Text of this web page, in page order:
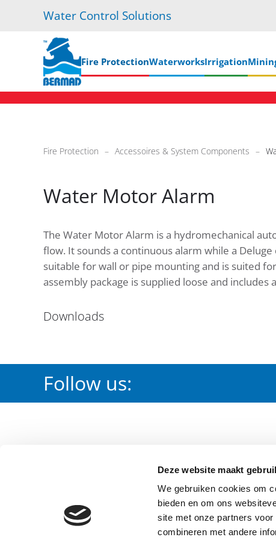
Deze website maakt
We gebruiken cookies om
bieden en om ons
site met onze partners
combineren met andere
main
content
Water Control Solutions
Fire ProtectionWaterworksIrrigation
Fire Protection Accessoires & System Components
Water Motor Alarm
The Water Motor Alarm is a hydromechanical
flow. It sounds a continuous alarm while a
suitable for wall or pipe mounting and is suited
assembly package is supplied loose and includes
Downloads
Follow us:
Fire Protection
Certifications
Waterleiding